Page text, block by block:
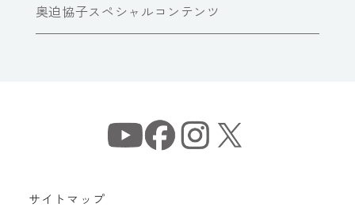
奥迫協子スペシャルコンテンツ
サイトマップ